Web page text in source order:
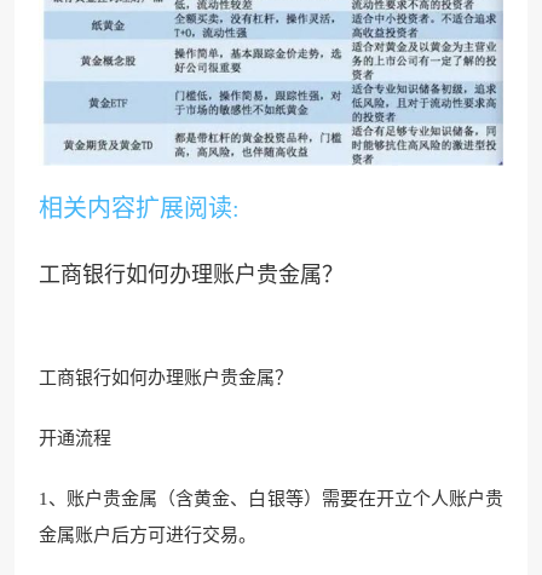
相关内容扩展阅读:
工商银行如何办理账户贵金属？
工商银行如何办理账户贵金属？
开通流程
1、账户贵金属（含黄金、白银等）需要在开立个人账户贵
金属账户后方可进行交易。